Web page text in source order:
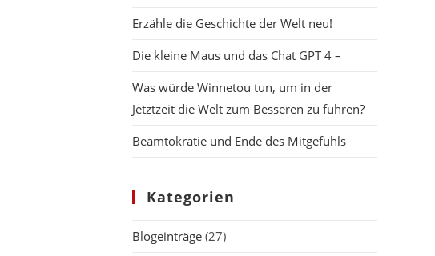
Erzähle die Geschichte der Welt neu!
Die kleine Maus und das Chat GPT 4 –
Was würde Winnetou tun, um in der
Jetztzeit die Welt zum Besseren zu führen?
Beamtokratie und Ende des Mitgefühls
Kategorien
Blogeinträge (27)